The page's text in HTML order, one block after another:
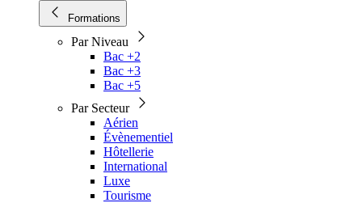
Formations
Par Niveau
Bac +2
Bac +3
Bac +5
Par Secteur
Aérien
Évènementiel
Hôtellerie
International
Luxe
Tourisme